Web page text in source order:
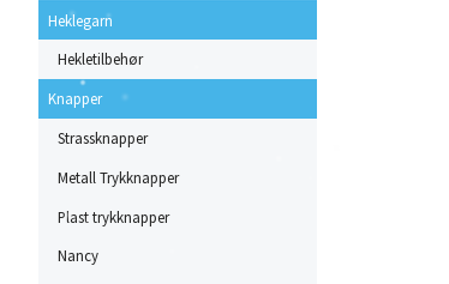
Heklegarn
Hekletilbehør
Knapper
Strassknapper
Metall Trykknapper
Plast trykknapper
Nancy